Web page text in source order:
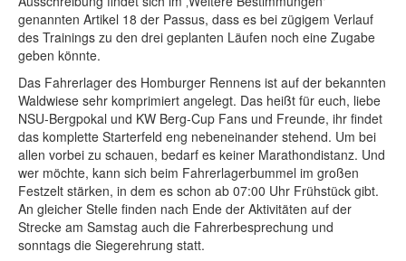
genannten Artikel 18 der Passus, dass es bei zügigem Verlauf
des Trainings zu den drei geplanten Läufen noch eine Zugabe
geben könnte.
Das Fahrerlager des Homburger Rennens ist auf der bekannten
Waldwiese sehr komprimiert angelegt. Das heißt für euch, liebe
NSU-Bergpokal und KW Berg-Cup Fans und Freunde, ihr findet
das komplette Starterfeld eng nebeneinander stehend. Um bei
allen vorbei zu schauen, bedarf es keiner Marathondistanz. Und
wer möchte, kann sich beim Fahrerlagerbummel im großen
Festzelt stärken, in dem es schon ab 07:00 Uhr Frühstück gibt.
An gleicher Stelle finden nach Ende der Aktivitäten auf der
Strecke am Samstag auch die Fahrerbesprechung und
sonntags die Siegerehrung statt.